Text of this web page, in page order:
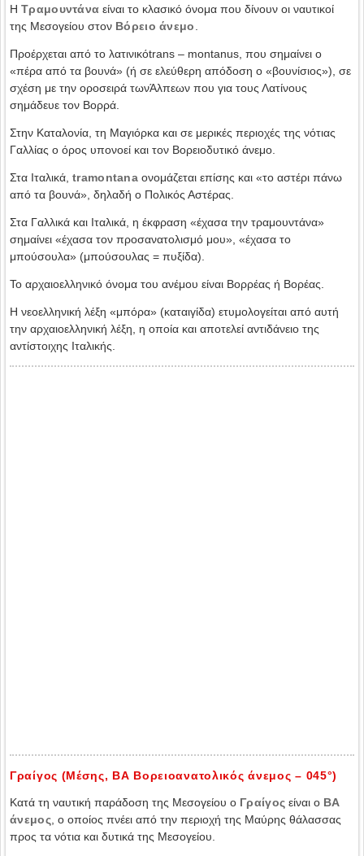
Η Τραμουντάνα είναι το κλασικό όνομα που δίνουν οι ναυτικοί
της Μεσογείου στον Βόρειο άνεμο
Προέρχεται από το λατινικόtrans – montanus, που σημαίνει ο
«πέρα από τα βουνά» (ή σε ελεύθερη απόδοση ο «βουνίσιος»), σε
σχέση με την οροσειρά τωνΆλπεων που για τους Λατίνους
σημάδευε τον Βορρά.
Στην Καταλονία, τη Μαγιόρκα και σε μερικές περιοχές της νότιας
Γαλλίας ο όρος υπονοεί και τον Βορειοδυτικό άνεμο.
Στα Ιταλικά, tramontana ονομάζεται επίσης και «το αστέρι πάνω
από τα βουνά», δηλαδή ο Πολικός Αστέρας.
Στα Γαλλικά και Ιταλικά, η έκφραση «έχασα την τραμουντάνα»
σημαίνει «έχασα τον προσανατολισμό μου», «έχασα το
μπούσουλα» (μπούσουλας = πυξίδα).
Το αρχαιοελληνικό όνομα του ανέμου είναι Βορρέας ή Βορέας.
Η νεοελληνική λέξη «μπόρα» (καταιγίδα) ετυμολογείται από αυτή
την αρχαιοελληνική λέξη, η οποία και αποτελεί αντιδάνειο της
αντίστοιχης Ιταλικής.
Γραίγος (Μέσης, ΒΑ Βορειοανατολικός άνεμος – 045°)
Κατά τη ναυτική παράδοση της Μεσογείου ο Γραίγος είναι ο ΒΑ
άνεμος, ο οποίος πνέει από την περιοχή της Μαύρης θάλασσας
προς τα νότια και δυτικά της Μεσογείου.